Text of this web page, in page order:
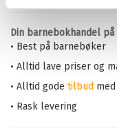
Din barnebokhandel
• Best på barnebøker
• Alltid lave priser og
• Alltid gode tilbud
• Rask levering